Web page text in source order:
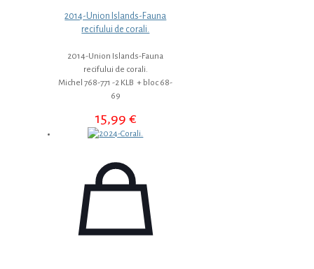
2014-Union Islands-Fauna
recifului de corali.
2014-Union Islands-Fauna
recifului de corali.
Michel 768-771 -2 KLB + bloc 68-
69
15,99 €